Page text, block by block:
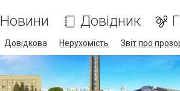
Новини Довідник
Довідкова Нерухомість Звіт про